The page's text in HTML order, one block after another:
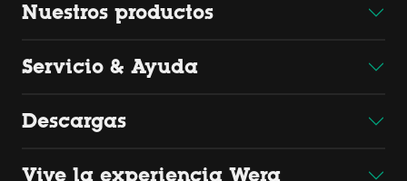
Nuestros productos
Servicio & Ayuda
Descargas
Vive la experiencia Wera